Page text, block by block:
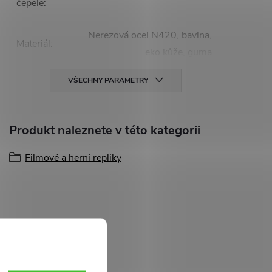
čepele:
Materiál:
Nerezová ocel N420, bavlna,
VŠECHNY PARAMETRY
Produkt naleznete v této kategorii
Filmové a herní repliky